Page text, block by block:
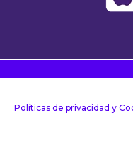
Políticas de privacidad y